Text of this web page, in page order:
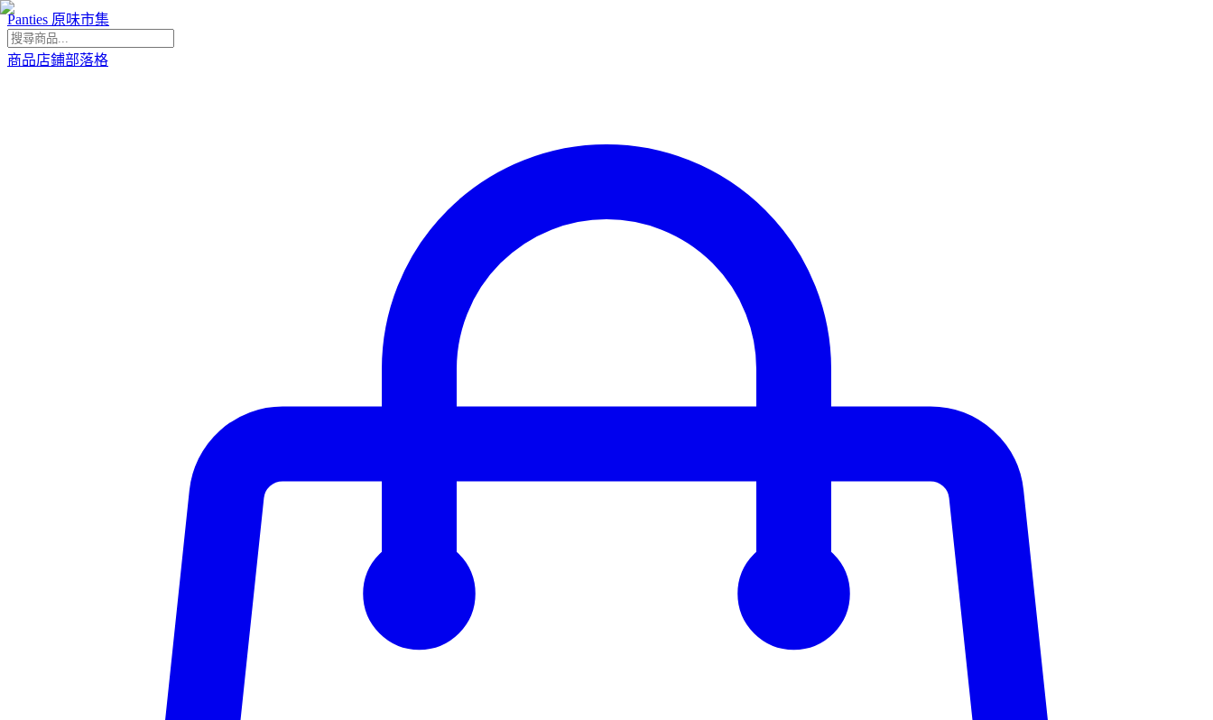
Panties 原味市集
商品店鋪部落格